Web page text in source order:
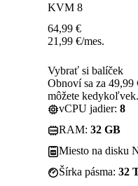
KVM 8
64,99 €
21,99 €/mes.
Vybrať si balíček
Obnoví sa za
môžete kedykoľvek.
vCPU jadier: 8
RAM: 32 GB
Miesto na disku
Šírka pásma: 32